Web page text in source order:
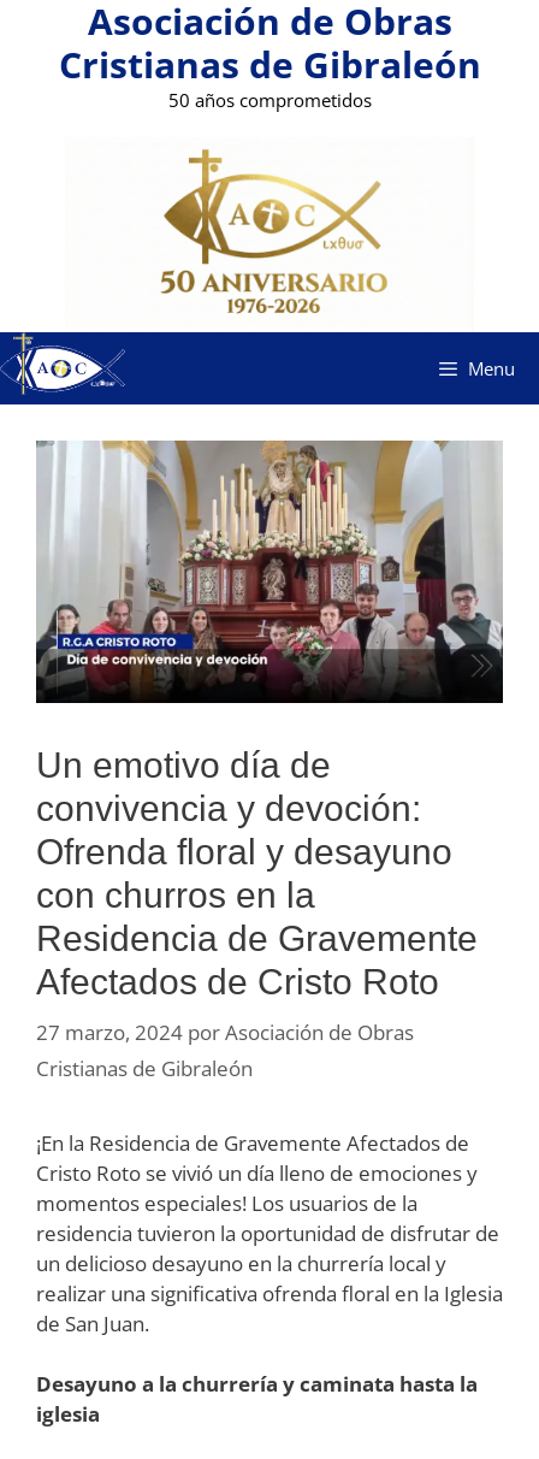
contenido
Asociación de Obras
Cristianas de Gibraleón
50 años comprometidos
Menu
Un emotivo día de
convivencia y devoción:
Ofrenda floral y desayuno
con churros en la
Residencia de Gravemente
Afectados de Cristo Roto
27 marzo, 2024 porAsociación de Obras
Cristianas de Gibraleón
¡En la Residencia de Gravemente Afectados de
Cristo Roto se vivió un día lleno de emociones y
momentos especiales! Los usuarios de la
residencia tuvieron la oportunidad de disfrutar de
un delicioso desayuno en la churrería local y
realizar una significativa ofrenda floral en la Iglesia
de San Juan.
Desayuno a la churrería y caminata hasta la
iglesia